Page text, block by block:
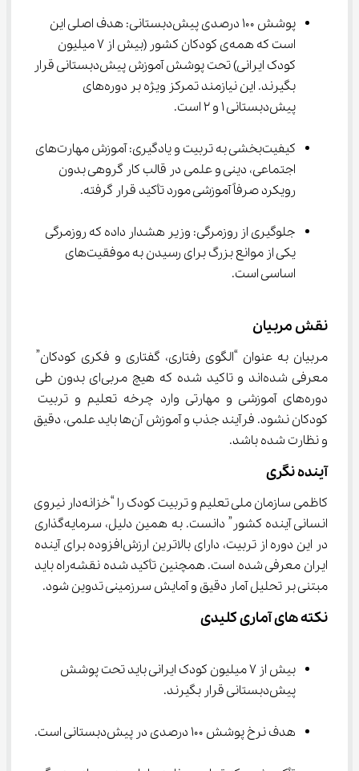
پوشش ۱۰۰ درصدی پیش‌دبستانی: هدف اصلی این
است که همه‌ی کودکان کشور (بیش از ۷ میلیون
کودک ایرانی) تحت پوشش آموزش پیش‌دبستانی قرار
بگیرند. این نیازمند تمرکز ویژه بر دوره‌های
پیش‌دبستانی ۱ و ۲ است.
کیفیت‌بخشی به تربیت و یادگیری: آموزش مهارت‌های
اجتماعی، دینی و علمی در قالب کار گروهی بدون
رویکرد صرفاً آموزشی مورد تأکید قرار گرفته.
جلوگیری از روزمرگی: وزیر هشدار داده که روزمرگی
یکی از موانع بزرگ برای رسیدن به موفقیت‌های
اساسی است.
نقش مربیان
مربیان به عنوان “الگوی رفتاری، گفتاری و فکری کودکان”
معرفی شده‌اند و تاکید شده که هیچ مربی‌ای بدون طی
دوره‌های آموزشی و مهارتی وارد چرخه تعلیم و تربیت
کودکان نشود. فرآیند جذب و آموزش آن‌ها باید علمی، دقیق
و نظارت شده باشد.
آینده نگری
کاظمی سازمان ملی تعلیم و تربیت کودک را “خزانه‌دار نیروی
انسانی آینده کشور” دانست. به همین دلیل، سرمایه‌گذاری
در این دوره از تربیت، دارای بالاترین ارزش‌افزوده برای آینده
ایران معرفی شده است. همچنین تأکید شده نقشه‌راه باید
مبتنی بر تحلیل آمار دقیق و آمایش سرزمینی تدوین شود.
نکته های آماری کلیدی
بیش از ۷ میلیون کودک ایرانی باید تحت پوشش
پیش‌دبستانی قرار بگیرند.
هدف نرخ پوشش ۱۰۰ درصدی در پیش‌دبستانی است.